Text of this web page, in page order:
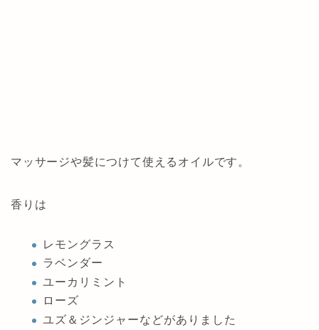
マッサージや髪につけて使えるオイルです。
香りは
レモングラス
ラベンダー
ユーカリミント
ローズ
ユズ＆ジンジャーなどがありました